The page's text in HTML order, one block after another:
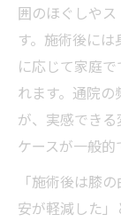
囲のほぐしや
す。施術後に
に応じて家庭
れます。通院
が、実感でき
ケースが一般的
「施術後は膝
安が軽減した